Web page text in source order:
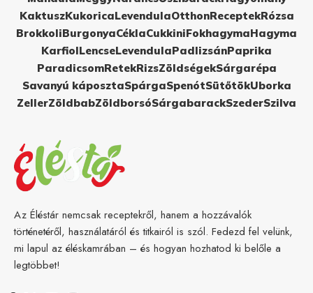
KaktuszKukoricaLevendulaOtthonReceptekRózsa
BrokkoliBurgonyaCéklaCukkiniFokhagymaHagyma
KarfiolLencseLevendulaPadlizsánPaprika
ParadicsomRetekRizsZöldségekSárgarépa
Savanyú káposztaSpárgaSpenótSütőtökUborka
ZellerZöldbabZöldborsóSárgabarackSzederSzilva
Az Éléstár nemcsak receptekről, hanem a hozzávalók
történetéről, használatáról és titkairól is szól. Fedezd fel velünk,
mi lapul az éléskamrában – és hogyan hozhatod ki belőle a
legtöbbet!